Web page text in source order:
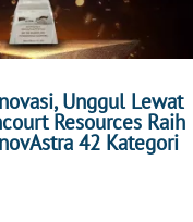
Unggul Lewat
Resources Raih
42 Kategori